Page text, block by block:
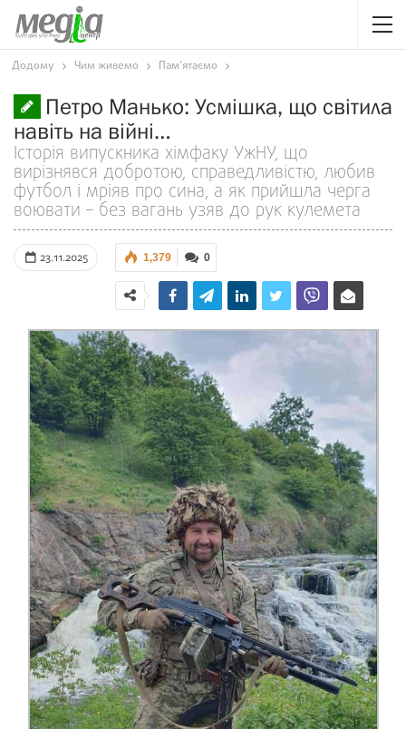
Додому Чим живемо Пам’ятаємо
Петро Манько: Усмішка, що світила
навіть на війні…
Історія випускника хімфаку УжНУ, що
вирізнявся добротою, справедливістю, любив
футбол і мріяв про сина, а як прийшла черга
воювати – без вагань узяв до рук кулемета
23.11.2025 0
1,379